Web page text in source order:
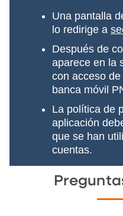
Una pantalla
lo redirige a
Después de
aparece en la
con acceso
banca móvil
La política de
aplicación
que se han
cuentas.